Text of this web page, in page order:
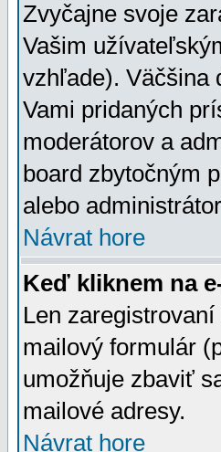
Zvyčajne svoje
Vašim
vzhľade). Väčšina
Vami pridaných
moderátorov a
board zbytočným
alebo
Návrat hore
Keď kliknem na
Len
mailový formulár
umožňuje zbaviť
mailové adresy.
Návrat hore